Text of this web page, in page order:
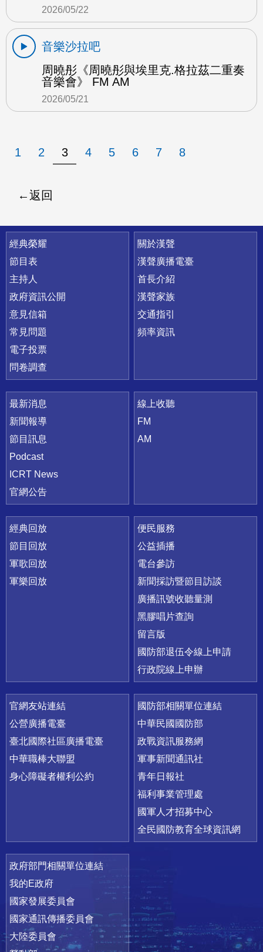
2026/05/22
音樂沙拉吧
周曉彤《周曉彤與埃里克.格拉茲二重奏
音樂會》 FM AM
2026/05/21
1 2 3 4 5 6 7 8
返回
快速連結
經典榮耀
節目表
主持人
政府資訊公開
意見信箱
常見問題
電子投票
問卷調查
關於漢聲
漢聲廣播電臺
首長介紹
漢聲家族
交通指引
頻率資訊
最新消息
新聞報導
節目訊息
Podcast
ICRT News
官網公告
線上收聽
FM
AM
經典回放
節目回放
軍歌回放
軍樂回放
便民服務
公益插播
電台參訪
新聞採訪暨節目訪談
廣播訊號收聽量測
黑膠唱片查詢
留言版
國防部退伍令線上申請
行政院線上申辦
官網友站連結
公營廣播電臺
臺北國際社區廣播電臺
中華職棒大聯盟
身心障礙者權利公約
國防部相關單位連結
中華民國國防部
政戰資訊服務網
軍事新聞通訊社
青年日報社
福利事業管理處
國軍人才招募中心
全民國防教育全球資訊網
政府部門相關單位連結
我的E政府
國家發展委員會
國家通訊傳播委員會
大陸委員會